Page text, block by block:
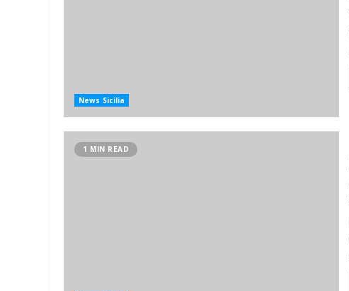
News Sicilia
1 MIN READ